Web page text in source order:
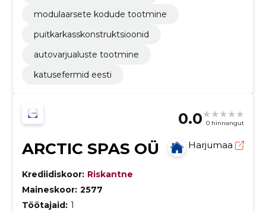
modulaarsete kodude tootmine
puitkarkasskonstruktsioonid
autovarjualuste tootmine
katusefermid eesti
0.0 0 hinnangut
ARCTIC SPAS OÜ Harjumaa
Krediidiskoor: Riskantne
Maineskoor: 2577
Töötajaid: 1